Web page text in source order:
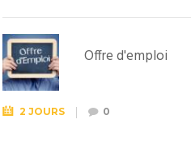
Offre d'emploi
2 JOURS 0